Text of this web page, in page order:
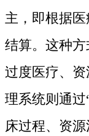
主，即根据
结算。这种
过度医疗、
理系统则通
床过程、资